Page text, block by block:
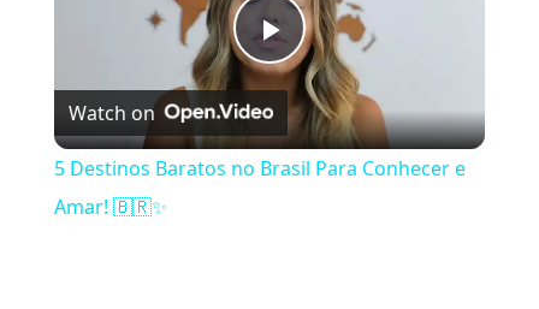
Play Video
Watch on
5 Destinos Baratos no Brasil Para Conhecer e
Amar! 🇧🇷✨